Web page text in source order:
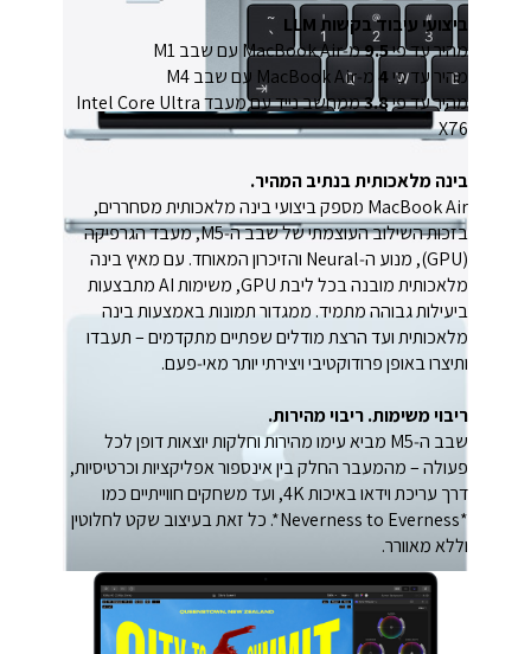
ביצועי עיבוד בקשות LLM
מהיר עד פי9.5מ‑MacBook Air עם שבב M1
מהיר עד פי4מ‑MacBook Air עם שבב M4
מהיר עד פי3.8
ממחשב נייד עם מעבד Intel Core Ultra
X76
בינה מלאכותית בנתיב המהיר.
MacBook Air מספק ביצועי בינה מלאכותית מסחררים,
בזכות השילוב העוצמתי של שבב ה‑M5, מעבד הגרפיקה
(GPU), מנוע ה‑Neural והזיכרון המאוחד. עם מאיץ בינה
מלאכותית מובנה בכל ליבת GPU, משימות AI מתבצעות
ביעילות גבוהה מתמיד. ממגדור תמונות באמצעות בינה
מלאכותית ועד הרצת מודלים שפתיים מתקדמים – תעבדו
ותיצרו באופן פרודוקטיבי ויצירתי יותר מאי‑פעם.
ריבוי משימות. ריבוי מהירות.
שבב ה‑M5 מביא עימו מהירות וחלקות יוצאות דופן לכל
פעולה – מהמעבר החלק בין אינספור אפליקציות וכרטיסיות,
דרך עריכת וידאו באיכות 4K, ועד משחקים חווייתיים כמו
*Neverness to Everness*. כל זאת בעיצוב שקט לחלוטין
וללא מאוורר.